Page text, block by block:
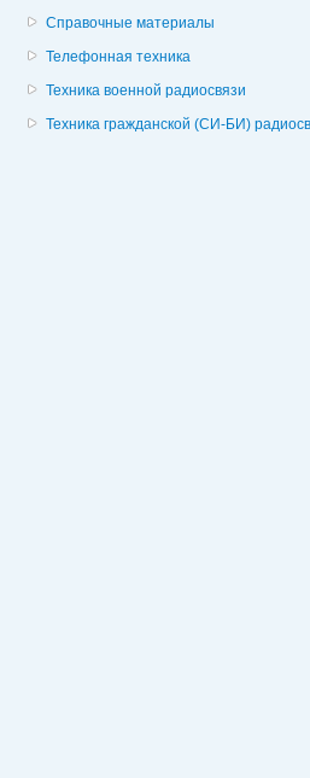
Справочные материалы
Телефонная техника
Техника военной радиосвязи
Техника гражданской (СИ-БИ)